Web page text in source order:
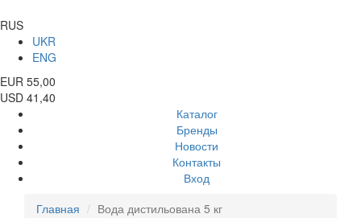
RUS
UKR
ENG
EUR 55,00
USD 41,40
Каталог
Бренды
Новости
Контакты
Вход
Главная
Вода дистильована 5 кг